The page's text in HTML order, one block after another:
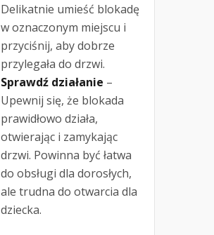
Delikatnie umieść blokadę
w oznaczonym miejscu i
przyciśnij, aby dobrze
przylegała do drzwi.
Sprawdź działanie –
Upewnij się, że blokada
prawidłowo działa,
otwierając i zamykając
drzwi. Powinna być łatwa
do obsługi dla dorosłych,
ale trudna do otwarcia dla
dziecka.